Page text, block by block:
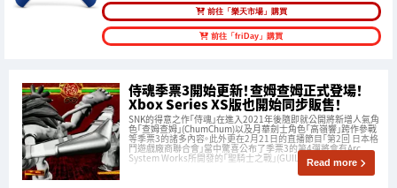
前往「樂天市場」購買
前往「friDay」購買
侍魂季票3開始更新！查姆查姆正式登場！
Xbox Series XS版也開始同步販售！
SNK的得意之作「侍魂」在進入2021年後隨即就公開將新增人氣角
色「查姆查姆」(ChumChum)以及月華劍士角色「高嶺響」跨作參戰
等季票3的諸多內容。此外更在2月21日的直播節目「第2回 日本格
鬥遊戲廠商聯合會」當中驚喜公布了季票3的第4彈將會有Arc
System Works所開發的「聖騎士之戰」(GUILTY GRead more